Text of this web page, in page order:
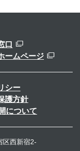
口
ームページ
シー
護方針
について
区西新宿2-